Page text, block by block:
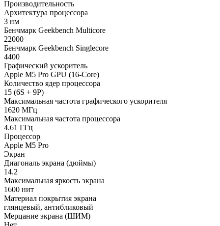
Производительность
Архитектура процессора
3 нм
Бенчмарк Geekbench Multicore
22000
Бенчмарк Geekbench Singlecore
4400
Графический ускоритель
Apple M5 Pro GPU (16-Core)
Количество ядер процессора
15 (6S + 9P)
Максимальная частота графического ускорителя
1620 МГц
Максимальная частота процессора
4.61 ГГц
Процессор
Apple M5 Pro
Экран
Диагональ экрана (дюймы)
14.2
Максимальная яркость экрана
1600 нит
Материал покрытия экрана
глянцевый, антибликовый
Мерцание экрана (ШИМ)